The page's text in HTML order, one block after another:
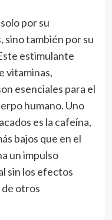
por su
sino también por su
estimulante
vitaminas,
esenciales para el
humano. Uno
es la cafeína,
bajos que en el
un impulso
sin los efectos
otros